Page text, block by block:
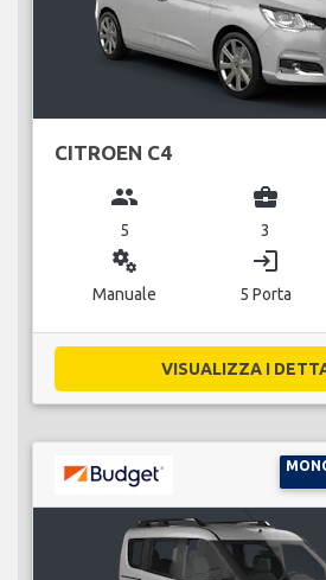
CITROEN C4
group
5
business_center
3
miscellaneous_services
Manuale
login
5 Porta
VISUALIZZA I